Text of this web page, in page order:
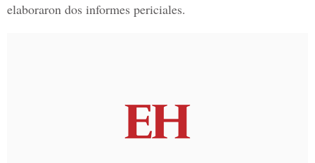
elaboraron dos informes periciales.